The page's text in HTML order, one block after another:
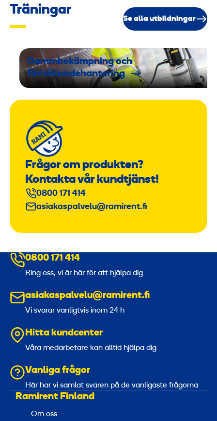
Träningar
Se alla utbildningar
Dammbekämpning och
förhållandehantering
Frågor om produkten?
Kontakta vår kundtjänst!
0800 171 414
asiakaspalvelu@ramirent.fi
0800 171 414
Ring oss, vi är här för att hjälpa dig
asiakaspalvelu@ramirent.fi
Vi svarar vanligtvis inom 24 h
Hitta kundcenter
Våra medarbetare kan alltid hjälpa dig
Vanliga frågor
Här har vi samlat svaren på de vanligaste frågorna
Ramirent Finland
Om oss